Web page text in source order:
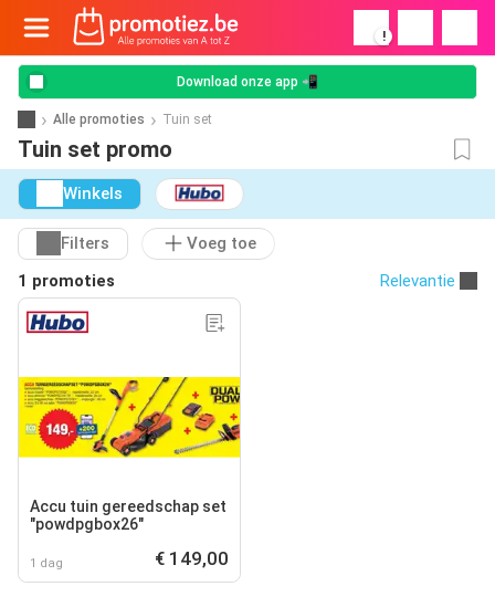
!
Download onze app 📲
Alle promoties Tuin set
Tuin set promo
Winkels
Filters
Voeg toe
1 promoties
Relevantie
Accu tuin gereedschap set
"powdpgbox26"
1 dag € 149,00